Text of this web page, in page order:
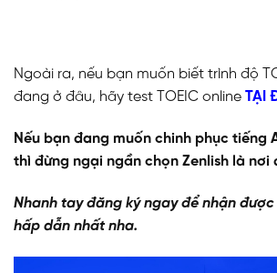
Ngoài ra, nếu bạn muốn biết trình độ
đang ở đâu, hãy test TOEIC online TẠI
Nếu bạn đang muốn chinh phục tiếng
thì đừng ngại ngần chọn Zenlish là nơi
Nhanh tay đăng ký ngay để nhận
hấp dẫn nhất nha.